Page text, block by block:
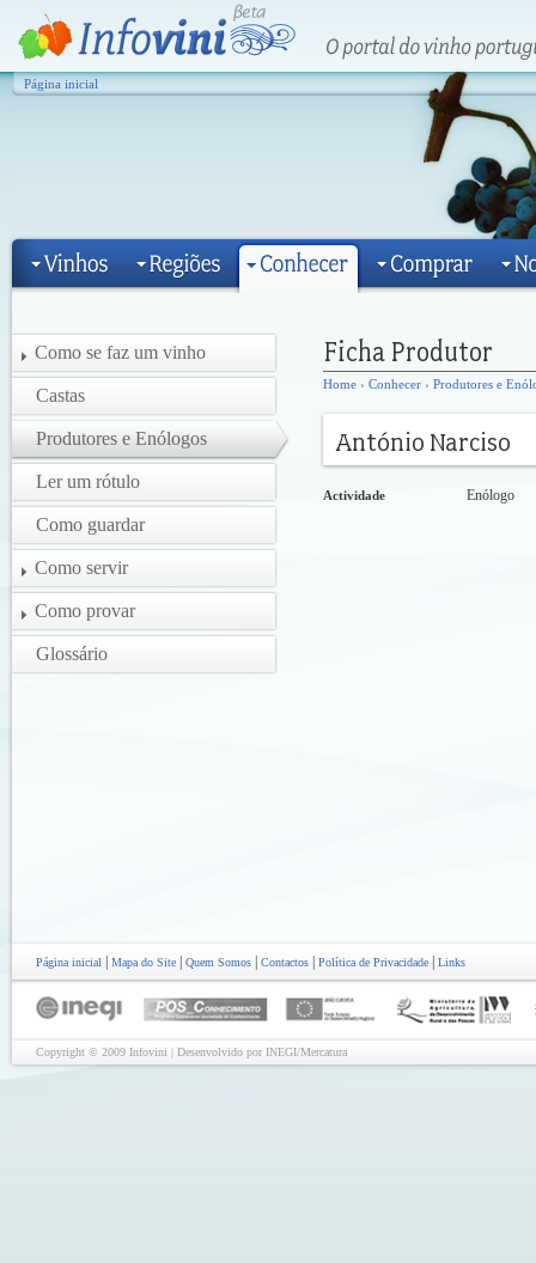
Página inicial
Como se faz um vinho
Castas
Produtores e Enólogos
Ler um rótulo
Como guardar
Como servir
Como provar
Glossário
Home › Conhecer › Produtores e
Actividade Enólogo
Página inicial Mapa do Site Quem Somos Contactos Política de Privacidade Links
Copyright © 2009 Infovini | Desenvolvido por INEGI/Mercatura